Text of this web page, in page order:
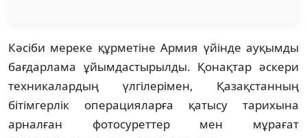
Кәсіби мереке құрметіне Армия үйінде ауқымды
бағдарлама ұйымдастырылды. Қонақтар әскери
техникалардың үлгілерімен, Қазақстанның
бітімгерлік операцияларға қатысу тарихына
арналған фотосуреттер мен мұрағат